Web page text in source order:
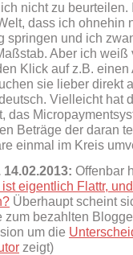
nicht zu
dass ich ohnehin
springen und ich
Aber ich
Klick auf z.B.
sie lieber direkt
Vielleicht hat
das
Beträge der daran
einmal im Kreis
Offenbar
ist eigentlich Flattr,
Überhaupt scheint
zum bezahlten
um die
zeigt)